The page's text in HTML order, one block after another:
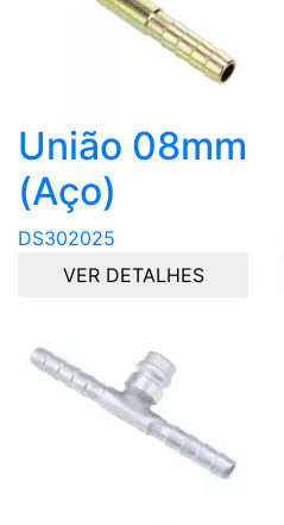
União 08mm
(Aço)
DS302025
VER DETALHES